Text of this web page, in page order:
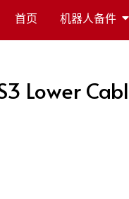
首页 机器人备件
Lower